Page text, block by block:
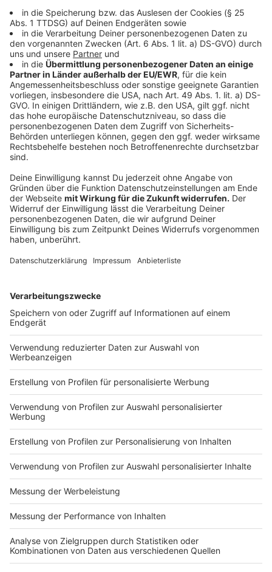
zwischen Emmerich und Bonn sind marode und nur
noch eingeschränkt befahrbar. Weitere dringend
erforderliche Neubauprojekte sind etwa die Uerdinger
Rheinbrücke und die Fleher Brücke.
Das Problem verschärft sich dadurch, dass auch die
Ausweichrouten über ebenfalls sanierungsbedürftige
Brücken, stark belastete Autobahnstrecken und
staugeplagte innerstädtische Straßen verlaufen.
Anzeige
Planungszeiten auf ein Jahr verkürzen
Anzeige
Die Wirtschaftsvertreter sehen die Landesregierung in
der Pflicht: Bis Ende 2025 sollten Gesetzentwürfe
Brückensanierungen beschleunigen. Nach Ansicht der
Verfasser eines entsprechenden Gutachtens ließen
sich Planungszeiträume auf ein Jahr reduzieren.
Ein Infrastruktursenat beim Oberverwaltungsgericht
solle über Klagen binnen eines Jahres entscheiden.
Dass schnelle Neubauten möglich sind, zeigten bereits
erfolgreiche Projekte wie die Neubauten der A40-
Brücke in Duisburg und der A1-Brücke in Leverkusen.
Autor: José Narciandi